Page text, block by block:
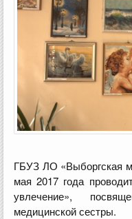
ГБУЗ ЛО «Выборгская
мая 2017 года
увлечение»,
медицинской сестры.